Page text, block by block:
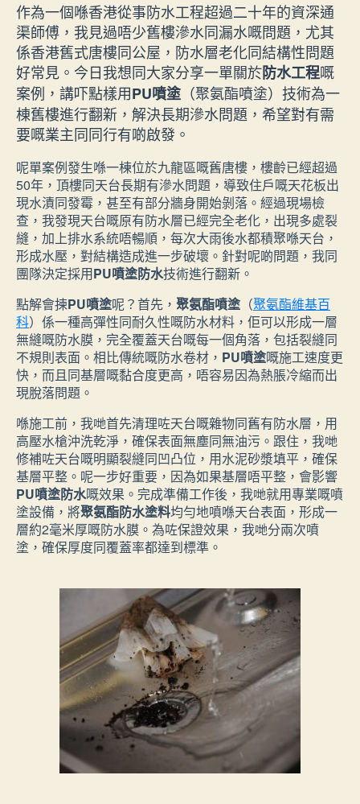
作為一個喺香港從事防水工程超過二十年的資深通
渠師傅，我見過唔少舊樓滲水同漏水嘅問題，尤其
係香港舊式唐樓同公屋，防水層老化同結構性問題
好常見。今日我想同大家分享一單關於防水工程嘅
案例，講吓點樣用PU噴塗（聚氨酯噴塗）技術為一
棟舊樓進行翻新，解決長期滲水問題，希望對有需
要嘅業主同同行有啲啟發。
呢單案例發生喺一棟位於九龍區嘅舊唐樓，樓齡已經超過
50年，頂樓同天台長期有滲水問題，導致住戶嘅天花板出
現水漬同發霉，甚至有部分牆身開始剝落。經過現場檢
查，我發現天台嘅原有防水層已經完全老化，出現多處裂
縫，加上排水系統唔暢順，每次大雨後水都積聚喺天台，
形成水壓，對結構造成進一步破壞。針對呢啲問題，我同
團隊決定採用PU噴塗防水技術進行翻新。
點解會揀PU噴塗呢？首先， 聚氨酯噴塗 （聚氨酯維基百
科）係一種高彈性同耐久性嘅防水材料，佢可以形成一層
無縫嘅防水膜，完全覆蓋天台嘅每一個角落，包括裂縫同
不規則表面。相比傳統嘅防水卷材， PU噴塗嘅施工速度更
快，而且同基層嘅黏合度更高，唔容易因為熱脹冷縮而出
現脫落問題。
喺施工前，我哋首先清理咗天台嘅雜物同舊有防水層，用
高壓水槍沖洗乾淨，確保表面無塵同無油污。跟住，我哋
修補咗天台嘅明顯裂縫同凹凸位，用水泥砂漿填平，確保
基層平整。呢一步好重要，因為如果基層唔平整，會影響
PU噴塗防水嘅效果。完成準備工作後，我哋就用專業嘅噴
塗設備，將聚氨酯防水塗料均勻地噴喺天台表面，形成一
層約2毫米厚嘅防水膜。為咗保證效果，我哋分兩次噴
塗，確保厚度同覆蓋率都達到標準。